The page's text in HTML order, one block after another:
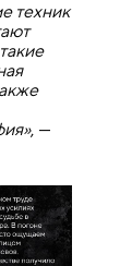
техник
, —